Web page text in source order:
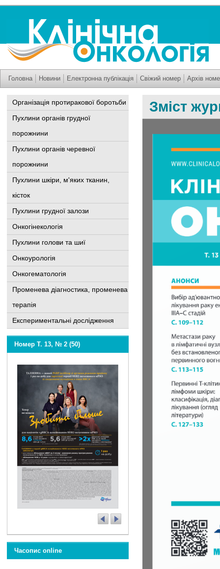
Головна Новини Електронна публікація Свіжий номер Архів
Організація протиракової боротьби
Пухлини органів грудної
порожнини
Пухлини органів черевної
порожнини
Пухлини шкіри, м'яких тканин,
кісток
Пухлини грудної залози
Онкогінекологія
Пухлини голови та шиї
Онкоурологія
Онкогематологія
Променева діагностика, променева
терапія
Експериментальні дослідження
Номер Т. 13, № 2 (50)
Часопис online
Зміст